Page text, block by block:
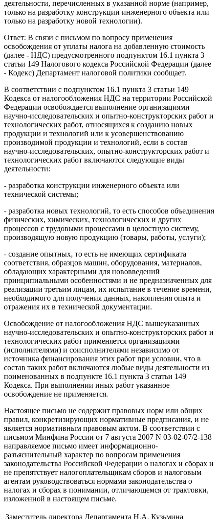
деятельности, перечисленных в указанной норме (например,
только на разработку конструкции инженерного объекта или
только на разработку новой технологии).
Ответ: В связи с письмом по вопросу применения
освобождения от уплаты налога на добавленную стоимость
(далее - НДС) предусмотренного подпунктом 16.1 пункта 3
статьи 149 Налогового кодекса Российской Федерации (далее
- Кодекс) Департамент налоговой политики сообщает.
В соответствии с подпунктом 16.1 пункта 3 статьи 149
Кодекса от налогообложения НДС на территории Российской
Федерации освобождается выполнение организациями
научно-исследовательских и опытно-конструкторских работ и
технологических работ, относящихся к созданию новых
продукции и технологий или к усовершенствованию
производимой продукции и технологий, если в состав
научно-исследовательских, опытно-конструкторских работ и
технологических работ включаются следующие виды
деятельности:
- разработка конструкции инженерного объекта или
технической системы;
- разработка новых технологий, то есть способов объединения
физических, химических, технологических и других
процессов с трудовыми процессами в целостную систему,
производящую новую продукцию (товары, работы, услуги);
- создание опытных, то есть не имеющих сертификата
соответствия, образцов машин, оборудования, материалов,
обладающих характерными для нововведений
принципиальными особенностями и не предназначенных для
реализации третьим лицам, их испытание в течение времени,
необходимого для получения данных, накопления опыта и
отражения их в технической документации.
Освобождение от налогообложения НДС вышеуказанных
научно-исследовательских и опытно-конструкторских работ и
технологических работ применяется организациями
(исполнителями) и соисполнителями независимо от
источника финансирования этих работ при условии, что в
состав таких работ включаются любые виды деятельности из
поименованных в подпункте 16.1 пункта 3 статьи 149
Кодекса. При выполнении иных работ указанное
освобождение не применяется.
Настоящее письмо не содержит правовых норм или общих
правил, конкретизирующих нормативные предписания, и не
является нормативным правовым актом. В соответствии с
письмом Минфина России от 7 августа 2007 N 03-02-07/2-138
направляемое письмо имеет информационно-
разъяснительный характер по вопросам применения
законодательства Российской Федерации о налогах и сборах и
не препятствует налогоплательщикам сборов и налоговым
агентам руководствоваться нормами законодательства о
налогах и сборах в понимании, отличающемся от трактовки,
изложенной в настоящем письме.
Заместитель директора Департамента Н.А. Кузьмина